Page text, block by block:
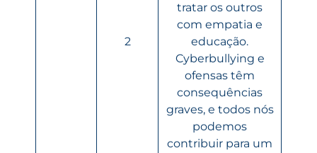
2
tratar os outros
com empatia e
educação.
Cyberbullying e
ofensas têm
consequências
graves, e todos nós
podemos
contribuir para um